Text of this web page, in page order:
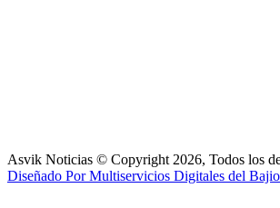
Asvik Noticias © Copyright 2026, Todos los
Diseñado Por Multiservicios Digitales del Bajio